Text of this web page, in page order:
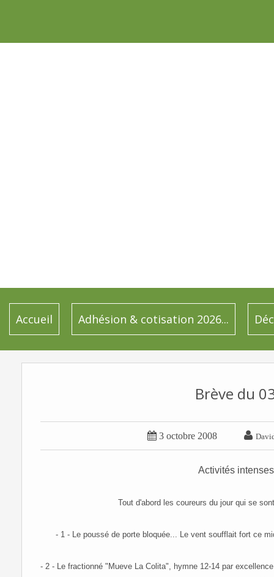
Accueil Adhésion & cotisation 2026...
Brève du
 3 octobre 2008 
Activités
Tout d'abord les coureurs du jour qui se
- 1 - Le poussé de porte bloquée... Le vent soufflait fort ce
- 2 - Le fractionné "Mueve La Colita", hymne 12-14 par